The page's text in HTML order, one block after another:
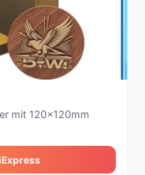
mit 120x120mm